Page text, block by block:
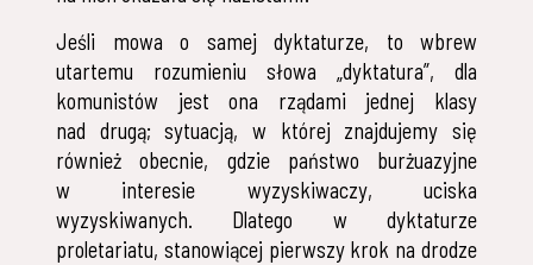
Jeśli mowa o samej dyktaturze, to wbrew
utartemu rozumieniu słowa „dyktatura”, dla
komunistów jest ona rządami jednej klasy
nad drugą; sytuacją, w której znajdujemy się
również obecnie, gdzie państwo burżuazyjne
w interesie wyzyskiwaczy, uciska
wyzyskiwanych. Dlatego w dyktaturze
proletariatu, stanowiącej pierwszy krok na drodze